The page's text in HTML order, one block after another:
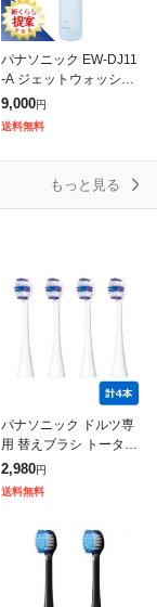
パナソニック EW-DJ11
-A ジェットウォッシャ
ー ドルツ パナソニック
青 EWDJ11A
9,000円
送料無料
もっと見る
パナソニック ドルツ専
用 替えブラシ トータル
ケアブラシ 2本入×2セ
ット 計4本 EW0810-W-
2SET 白 【メール便】
2,980円
送料無料